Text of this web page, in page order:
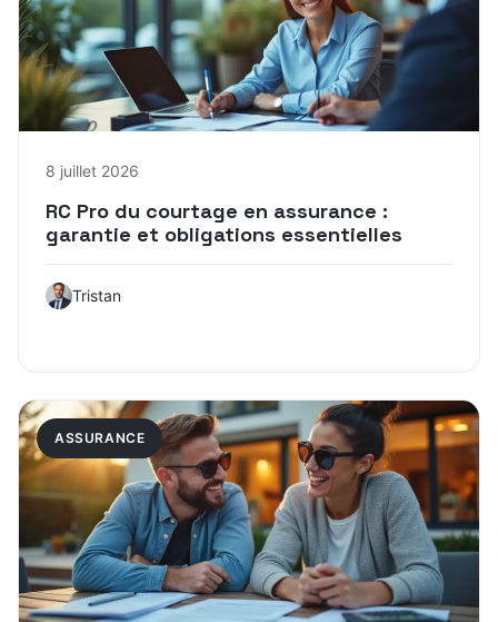
8 juillet 2026
RC Pro du courtage en assurance :
garantie et obligations essentielles
Tristan
ASSURANCE